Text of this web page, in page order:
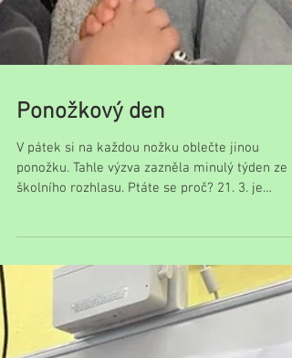
Ponožkový den
V pátek si na každou nožku oblečte jinou
ponožku. Tahle výzva zazněla minulý týden ze